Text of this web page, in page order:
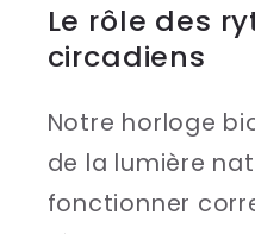
Le rôle des
circadiens
Notre horloge
de la lumière
fonctionner